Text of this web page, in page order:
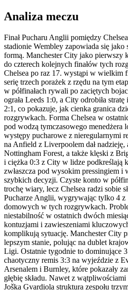
Analiza meczu
Finał Pucharu Anglii pomiędzy
stadionie Wembley zapowiada się jako
formą. Manchester City jako pierwszy
do czterech kolejnych finałów tych
Chelsea po raz 17. wystąpi w wielkim
serię trzech porażek z rzędu na tym
w półfinałach rywali po zaciętych
ograła Leeds 1:0, a City odrobiła
2:1, co pokazuje, jak cienka granica
rozgrywkach. Forma Chelsea w
pod wodzą tymczasowego menedżera
występy pucharowe z nieregularnymi
na Anfield z Liverpoolem dał nadzieję,
Nottingham Forest, a także klęski z
i ciężka 0:3 z City w lidze podkreślają
zwłaszcza pod wysokim pressingiem i
szybkich decyzji. Czyste konto w
trochę wiary, lecz Chelsea radzi sobie
Pucharze Anglii, wygrywając tylko 4 z
domowych w tych rozgrywkach.
niestabilność w ostatnich dwóch
kontuzjami i zawieszeniami
komplikują sytuację. Manchester City
lepszym stanie, polując na dublet
Ligi. Ostatnie tygodnie to dominujące
chaotyczny remis 3:3 na wyjeździe z
Arsenalem i Burnley, które pokazały
głębię składu. Nawet z
Joška Gvardiola struktura zespołu